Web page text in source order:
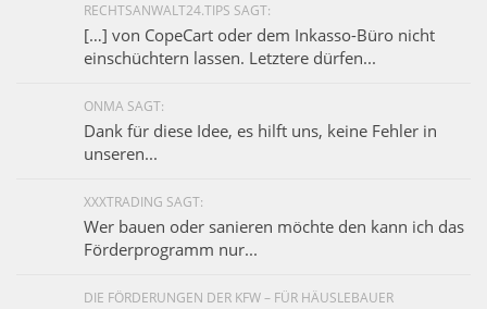
RECHTSANWALT24.TIPS SAGT:
[…] von CopeCart oder dem Inkasso-Büro nicht
einschüchtern lassen. Letztere dürfen...
ONMA SAGT:
Dank für diese Idee, es hilft uns, keine Fehler in
unseren...
XXXTRADING SAGT:
Wer bauen oder sanieren möchte den kann ich das
Förderprogramm nur...
DIE FÖRDERUNGEN DER KFW – FÜR HÄUSLEBAUER